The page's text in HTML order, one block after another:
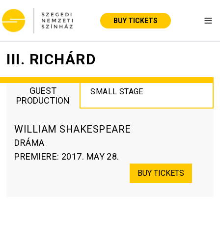
BUY TICKETS
III. RICHÁRD
GUEST
PRODUCTION
SMALL STAGE
WILLIAM SHAKESPEARE
DRÁMA
PREMIERE: 2017. MAY 28.
BUY TICKETS